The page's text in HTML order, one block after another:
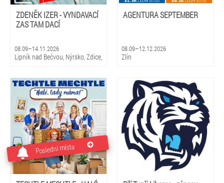
ZDENĚK IZER - VYNDAVACÍ
ZAS TAM DACÍ
08.09–14.11.2026
Lipník nad Bečvou, Nýrsko, Zdice,
Kunštát, Třešť, Žďár nad
Sázavou, Valeč, Bělá pod
Bezdězem
AGENTURA SEPTEMBER
08.09–12.12.2026
Zlín
Poslední místa